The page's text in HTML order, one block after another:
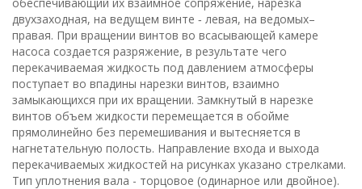
двухзаходная, на ведущем винте ‑ левая, на ведомых–
правая. При вращении винтов во всасывающей камере
насоса создается разряжение, в результате чего
перекачиваемая жидкость под давлением атмосферы
поступает во впадины нарезки винтов, взаимно
замыкающихся при их вращении. Замкнутый в нарезке
винтов объем жидкости перемещается в обойме
прямолинейно без перемешивания и вытесняется в
нагнетательную полость. Направление входа и выхода
перекачиваемых жидкостей на рисунках указано стрелками.
Тип уплотнения вала - торцовое (одинарное или двойное).